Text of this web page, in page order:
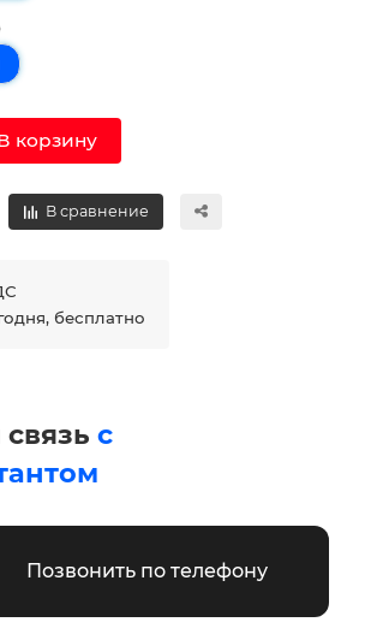
корзину
В сравнение
бесплатно
с
Позвонить по телефону